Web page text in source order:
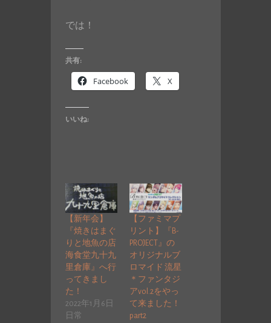
では！
共有:
Facebook X
いいね:
【新年会】
『焼きはまぐ
りと地魚の店
海食堂九十九
里倉庫』へ行
ってきまし
た！
2022年1月6日
日常
【ファミマプ
リント】『B-
PROJECT』の
オリジナルブ
ロマイド 流星
＊ファンタジ
アvol.2をやっ
て来ました！
part2